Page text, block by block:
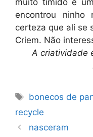
muito tímido e
encontrou
certeza que ali se
Criem. Não
A criatividade
Etiquetas
bonecos de
recycle
nasceram